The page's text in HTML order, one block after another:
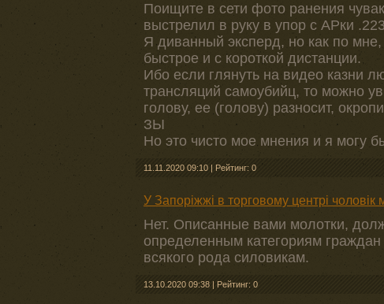
Поищите в сети фото ранения
выстрелил в руку в упор с АРки
Я диванный эксперд, но как по мне,
быстрое и с короткой дистанции.
Ибо если глянуть на видео казни
трансляций самоубийц, то можно
голову, ее (голову) разносит,
ЗЫ
Но это чисто мое мнения и я могу
11.11.2020 09:10 | Рейтинг: 0
У Запоріжжі в торговому центрі
Нет. Описанные вами молотки,
определенным категориям
всякого рода силовикам.
13.10.2020 09:38 | Рейтинг: 0